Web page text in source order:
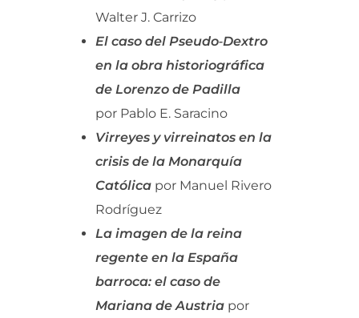
Walter J. Carrizo
El caso del Pseudo‑Dextro
en la obra historiográfica
de Lorenzo de Padilla
por Pablo E. Saracino
Virreyes y virreinatos en la
crisis de la Monarquía
Católica por Manuel Rivero
Rodríguez
La imagen de la reina
regente en la España
barroca: el caso de
Mariana de Austria por